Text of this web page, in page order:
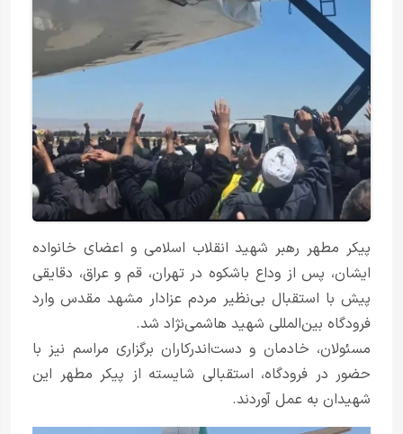
پیکر مطهر رهبر شهید انقلاب اسلامی و اعضای خانواده
ایشان، پس از وداع باشکوه در تهران، قم و عراق، دقایقی
پیش با استقبال بی‌نظیر مردم عزادار مشهد مقدس وارد
فرودگاه بین‌المللی شهید هاشمی‌نژاد شد.
مسئولان، خادمان و دست‌اندرکاران برگزاری مراسم نیز با
حضور در فرودگاه، استقبالی شایسته از پیکر مطهر این
شهیدان به عمل آوردند.